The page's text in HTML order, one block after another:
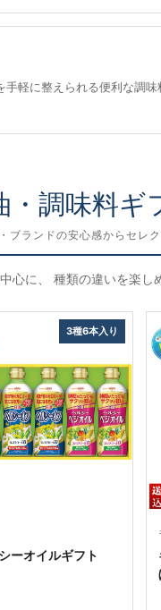
軽に整えられる便利な調味
・調味料ギ
ブランドの安心感からセレク
心に、 種類の違いを楽し
3種6本入り
ーオイルギフト